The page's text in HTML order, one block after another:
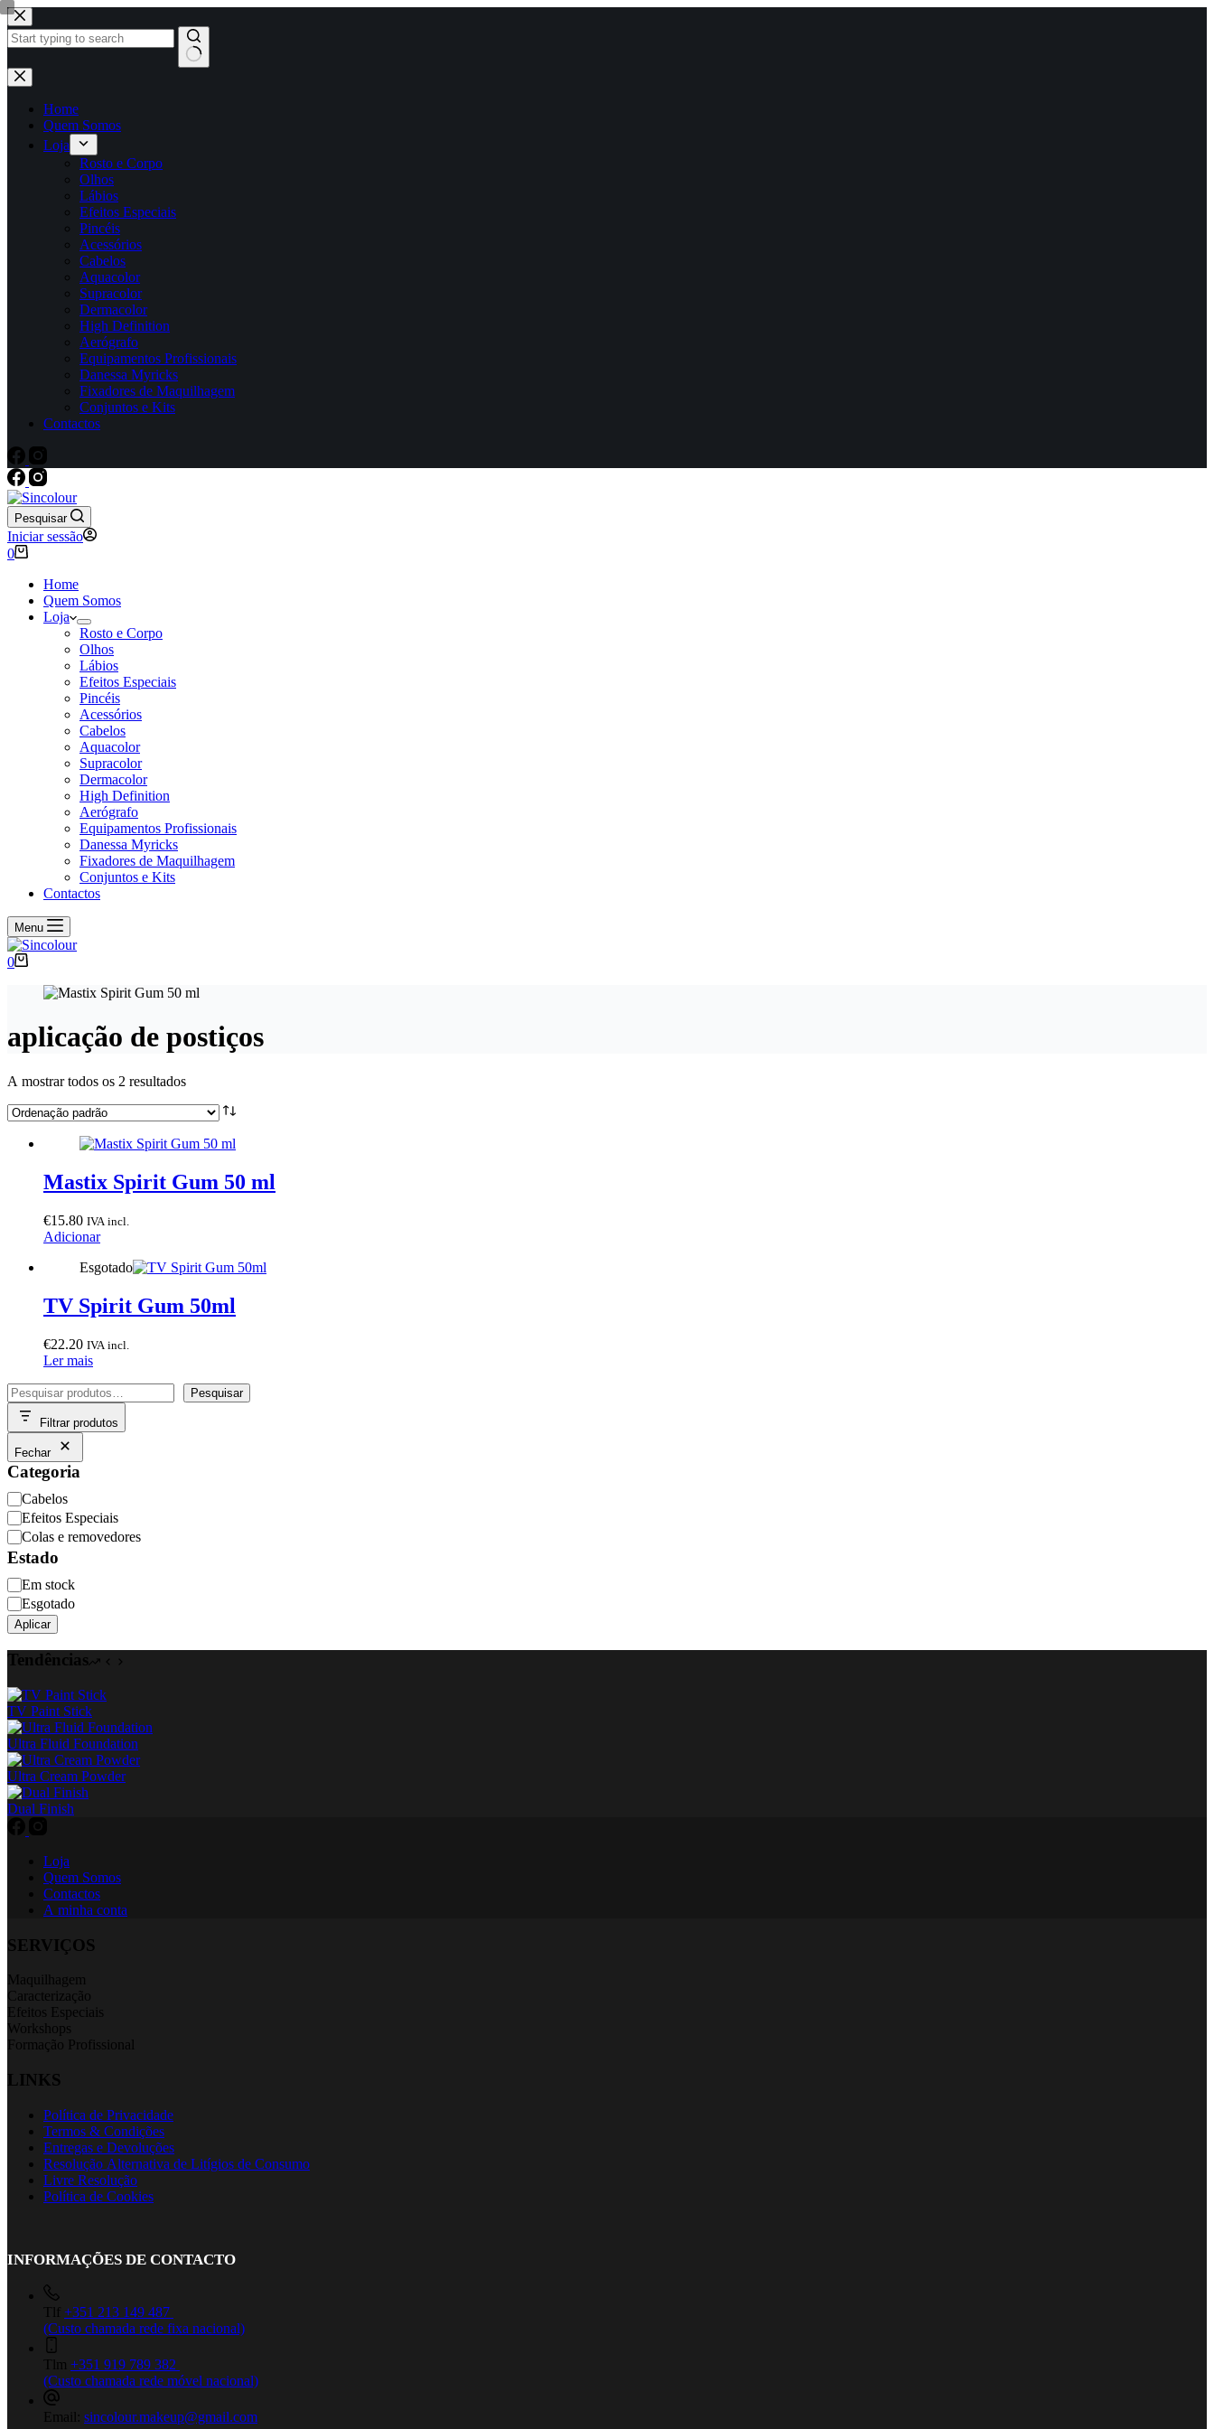
Pular
para
o
Sem
resultados
Home
Quem Somos
Loja
Rosto e Corpo
Olhos
Lábios
Efeitos Especiais
Pincéis
Acessórios
Cabelos
Aquacolor
Supracolor
Dermacolor
High Definition
Aerógrafo
Equipamentos Profissionais
Danessa Myricks
Fixadores de Maquilhagem
Conjuntos e Kits
Contactos
Pesquisar
Iniciar sessão
Carrinho
compras
0
Home
Quem Somos
Loja
Rosto e Corpo
Olhos
Lábios
Efeitos Especiais
Pincéis
Acessórios
Cabelos
Aquacolor
Supracolor
Dermacolor
High Definition
Aerógrafo
Equipamentos Profissionais
Danessa Myricks
Fixadores de Maquilhagem
Conjuntos e Kits
Contactos
Menu
Carrinho
compras
0
aplicação de postiços
A mostrar todos os 2 resultados
Mastix Spirit Gum 50 ml
€15.80 IVA incl.
Adicionar
Esgotado
TV Spirit Gum 50ml
€22.20 IVA incl.
Ler mais
Pesquisar
Pesquisar
Filtrar produtos
Fechar
Categoria
Categoria
Cabelos
Efeitos Especiais
Colas e removedores
Estado
Disponibilidade
Em stock
Esgotado
Aplicar
Tendências
TV Paint Stick
Ultra Fluid Foundation
Ultra Cream Powder
Dual Finish
Loja
Quem Somos
Contactos
A minha conta
SERVIÇOS
Maquilhagem
Caracterização
Efeitos Especiais
Workshops
Formação Profissional
LINKS
Política de Privacidade
Termos & Condições
Entregas e Devoluções
Resolução Alternativa de Litígios de Consumo
Livre Resolução
Política de Cookies
INFORMAÇÕES DE CONTACTO
Tlf +351 213 149 487
(Custo chamada rede fixa nacional)
Tlm +351 919 789 382
(Custo chamada rede móvel nacional)
Email: sincolour.makeup@gmail.com